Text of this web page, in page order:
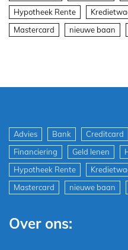
Hypotheek Rente
Mastercard
nieuwe baan
Advies Bank Creditcard
Financiering
Geld lenen
Hypotheek Rente
Mastercard
nieuwe baan
Over ons: